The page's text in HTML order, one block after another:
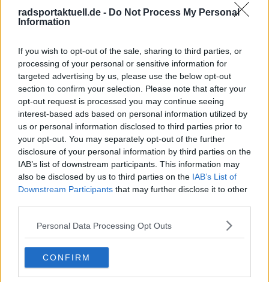
radsportaktuell.de - Do Not Process My Personal
Information
If you wish to opt-out of the sale, sharing to third parties, or
processing of your personal or sensitive information for
targeted advertising by us, please use the below opt-out
section to confirm your selection. Please note that after your
opt-out request is processed you may continue seeing
interest-based ads based on personal information utilized by
us or personal information disclosed to third parties prior to
your opt-out. You may separately opt-out of the further
disclosure of your personal information by third parties on the
IAB’s list of downstream participants. This information may
also be disclosed by us to third parties on the IAB’s List of
Downstream Participants that may further disclose it to other
Personal Data Processing Opt Outs
CONFIRM
Drängen eine echte Bergetappe fahren – mit meinem
Fahrrad von zu Hause, drei Gängen, Licht, dicken Reifen
Ich brach früh auf, fuhr den Col de Joux Plane und
anschließend Morzine-Avoriaz. Proviant: eine Tüte
Kirschen, kein Wasser, keine Erfahrung. Von Les Gets aus
wurde es trotzdem der glücklichste Tag meines Lebens.
Als ich die Häuser auf halber Höhe des Joux Plane
erreichte, wusste ich, dass ich nicht aufhören würde zu
treten. Oben angekommen trank ich an einem
Baumstamm – und spürte eine Freude, die ich bis heute
mit dem Radsport verbinde. Im Tal stand die
Entscheidung an: zurück oder weiter nach Avoriaz. Ich
fuhr weiter, ohne anzuhalten, und schaffte auch den
zweiten Anstieg. Mit meinem knallroten, eigentlich
lächerlichen Rad überholte ich Fahrer auf echten
Rennrädern. Wieder dieses Glück.
und es ist der Ursprung meiner Arbeit. Ich bin
Chefredakteur von Radsportaktuell.de und verantworte
die redaktionelle Ausrichtung der Plattform:
Themenpriorisierung, Qualitätsstandards, Faktenprüfung
und die konsequente Aktualisierung von Inhalten, sobald